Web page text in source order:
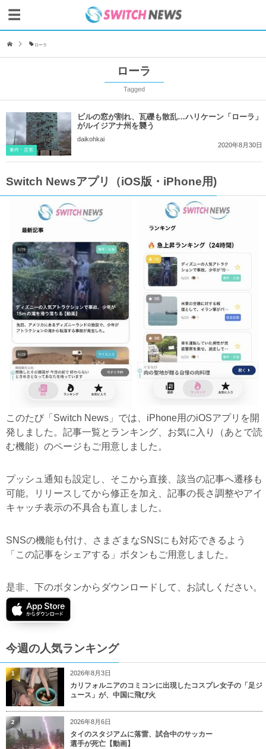
ローラ
ローラ
Tagged
事件・災害
ビルの窓が割れ、瓦礫も散乱…ハリケーン「ローラ」
がルイジアナ州を襲う
daikohkai
2020年8月30日
Switch Newsアプリ（iOS版・iPhone用)
このたび「Switch News」では、iPhone用のiOSアプリを開
発しました。記事一覧とランキング、お気に入り（あとで読
む機能）のページもご用意しました。
プッシュ通知も設定し、そこから直接、該当の記事へ遷移も
可能。リリースしてから修正を加え、記事の長さ調整やアイ
キャッチ表示の不具合も直しました。
SNSの機能も付け、さまざまなSNSにも対応できるよう
「この記事をシェアする」ボタンもご用意しました。
是非、下のボタンからダウンロードして、お試しください。
今週の人気ランキング
2026年8月3日
カリフォルニアのコミコンに出現したコスプレ女子の「足ジ
ュース」が、中国に飛び火
1
2026年8月6日
タイのスタジアムに落雷、試合中のサッカー
選手が死亡【動画】
2